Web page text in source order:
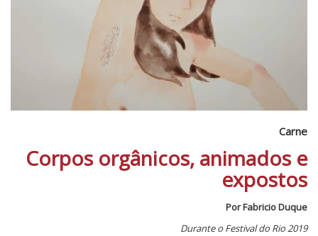
Carne
Corpos orgânicos, animados e
expostos
Por Fabricio Duque
Durante o Festival do Rio 2019